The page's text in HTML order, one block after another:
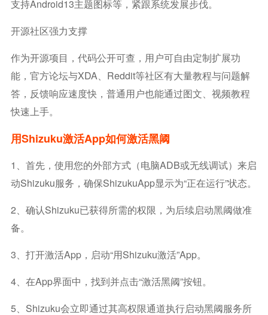
支持Android13主题图标等，紧跟系统发展步伐。
开源社区强力支撑
作为开源项目，代码公开可查，用户可自由定制扩展功
能，官方论坛与XDA、Reddit等社区有大量教程与问题解
答，反馈响应速度快，普通用户也能通过图文、视频教程
快速上手。
用Shizuku激活app如何激活黑阈
1、首先，使用您的外部方式（电脑ADB或无线调试）来启
动Shizuku服务，确保ShizukuApp显示为“正在运行”状态。
2、确认Shizuku已获得所需的权限，为后续启动黑阈做准
备。
3、打开激活App，启动“用Shizuku激活”App。
4、在App界面中，找到并点击“激活黑阈”按钮。
5、Shizuku会立即通过其高权限通道执行启动黑阈服务所